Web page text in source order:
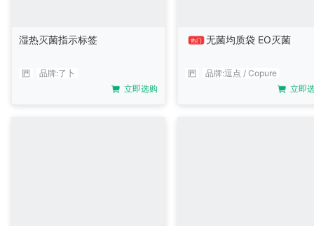
湿热灭菌指示标签
品牌:了卜
立即选购
热门 无菌均质袋 EO灭菌
品牌:逗点 / Copure
立即